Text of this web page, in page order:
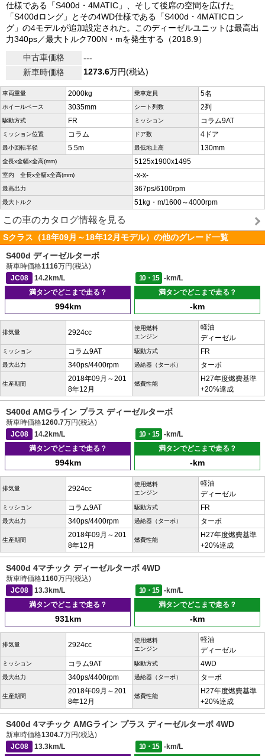
仕様である「S400d・4MATIC」、そして後席の空間を広げた
「S400dロング」とその4WD仕様である「S400d・4MATICロン
グ」の4モデルが追加設定された。このディーゼルユニットは最高出
力340ps／最大トルク700N・mを発生する（2018.9）
中古車価格
---
新車時価格
1273.6万円(税込)
車両重量 2000kg 乗車定員 5名
ホイールベース 3035mm シート列数 2列
駆動方式 FR ミッション コラム9AT
ミッション位置 コラム ドア数 4ドア
最小回転半径 5.5m 最低地上高 130mm
全長x全幅x全高(mm) 5125x1900x1495
室内 全長x全幅x全高(mm) -x-x-
最高出力 367ps/6100rpm
最大トルク 51kg・m/1600～4000rpm
この車のカタログ情報を見る
Sクラス（18年09月～18年12月モデル）の他のグレード一覧
S400d ディーゼルターボ
新車時価格1116万円(税込)
JC08
14.2km/L 10・15
-km/L
満タンでどこまで走る？
994km
満タンでどこまで走る？
-km
排気量 2924cc
使用燃料
エンジン
軽油
ディーゼル
ミッション コラム9AT 駆動方式 FR
最大出力 340ps/4400rpm 過給器（ターボ） ターボ
生産期間
2018年09月～201
8年12月
燃費性能
H27年度燃費基準
+20%達成
S400d AMGライン プラス ディーゼルターボ
新車時価格1260.7万円(税込)
JC08
14.2km/L 10・15
-km/L
満タンでどこまで走る？
994km
満タンでどこまで走る？
-km
排気量 2924cc
使用燃料
エンジン
軽油
ディーゼル
ミッション コラム9AT 駆動方式 FR
最大出力 340ps/4400rpm 過給器（ターボ） ターボ
生産期間
2018年09月～201
8年12月
燃費性能
H27年度燃費基準
+20%達成
S400d 4マチック ディーゼルターボ 4WD
新車時価格1160万円(税込)
JC08
13.3km/L 10・15
-km/L
満タンでどこまで走る？
931km
満タンでどこまで走る？
-km
排気量 2924cc
使用燃料
エンジン
軽油
ディーゼル
ミッション コラム9AT 駆動方式 4WD
最大出力 340ps/4400rpm 過給器（ターボ） ターボ
生産期間
2018年09月～201
8年12月
燃費性能
H27年度燃費基準
+20%達成
S400d 4マチック AMGライン プラス ディーゼルターボ 4WD
新車時価格1304.7万円(税込)
JC08
13.3km/L 10・15
-km/L